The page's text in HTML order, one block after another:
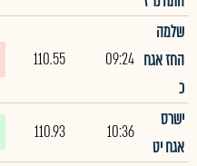
שלמה
החז אגח
כ
09:24
110.55
ישרס
אגח יט
10:36
110.93